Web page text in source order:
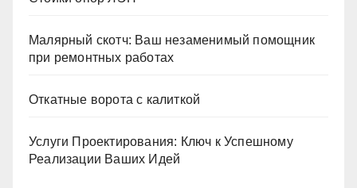
Малярный скотч: Ваш незаменимый помощник
при ремонтных работах
Откатные ворота с калиткой
Услуги Проектирования: Ключ к Успешному
Реализации Ваших Идей